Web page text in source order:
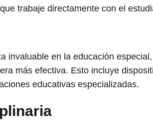
que trabaje directamente con el
invaluable en la educación
más efectiva. Esto incluye
educativas especializadas.